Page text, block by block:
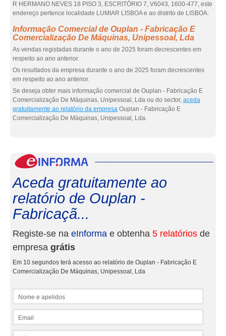
R HERMANO NEVES 18 PISO 3, ESCRITÓRIO 7, V6043, 1600-477, este
endereço pertence localidade LUMIAR LISBOA e ao distrito de LISBOA.
Informação Comercial de Ouplan - Fabricação E
Comercialização De Máquinas, Unipessoal, Lda
As vendas registadas durante o ano de 2025 foram decrescentes em
respeito ao ano anterior.
Os resultados da empresa durante o ano de 2025 foram decrescentes
em respeito ao ano anterior.
Se deseja obter mais informação comercial de Ouplan - Fabricação E
Comercialização De Máquinas, Unipessoal, Lda ou do sector, aceda
gratuitamente ao relatório da empresa Ouplan - Fabricação E
Comercialização De Máquinas, Unipessoal, Lda.
Aceda gratuitamente ao
relatório de Ouplan -
Fabricaçã...
Registe-se na eInforma e obtenha 5 relatórios de
empresa grátis
Em 10 segundos terá acesso ao relatório de Ouplan - Fabricação E
Comercialização De Máquinas, Unipessoal, Lda